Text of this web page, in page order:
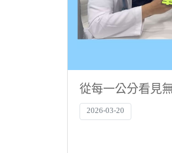
從每一公分看見
2026-03-20